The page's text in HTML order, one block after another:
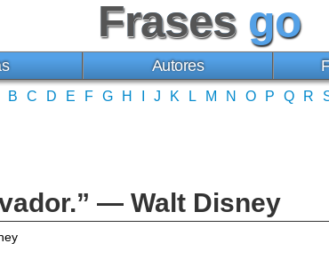
Frases go
Autores
B C D E F G H J K L M N O P Q R
— Walt Disney